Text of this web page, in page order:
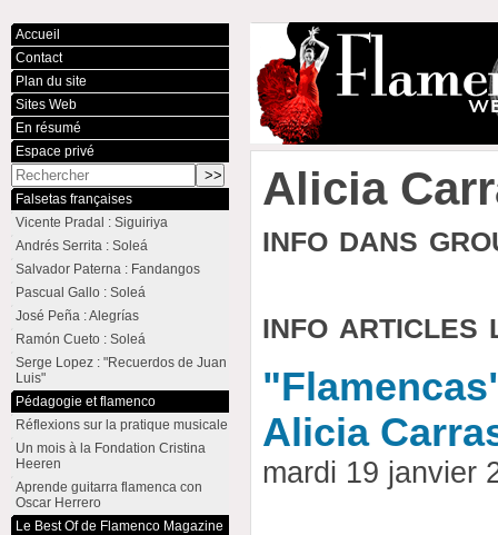
Alicia
info dans
info articles
Alicia
mardi 19 janvier
Accueil
Contact
Plan du site
Sites Web
En résumé
Espace privé
Falsetas françaises
Vicente Pradal : Siguiriya
Andrés Serrita : Soleá
Salvador Paterna : Fandangos
Pascual Gallo : Soleá
José Peña : Alegrías
Ramón Cueto : Soleá
Serge Lopez : "Recuerdos de Juan
Luis"
Pédagogie et flamenco
Réflexions sur la pratique musicale
Un mois à la Fondation Cristina
Heeren
Aprende guitarra flamenca con
Oscar Herrero
Le Best Of de Flamenco Magazine